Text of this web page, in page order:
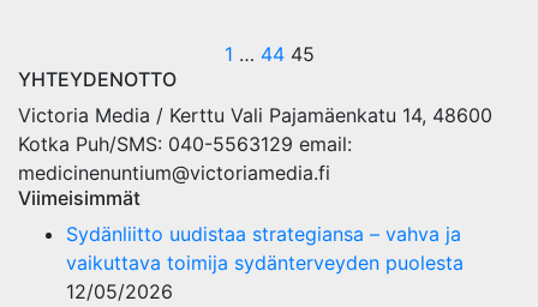
Posts
pagination
1 … 44 45
YHTEYDENOTTO
Victoria Media / Kerttu Vali Pajamäenkatu 14, 48600
Kotka Puh/SMS: 040-5563129 email:
medicinenuntium@victoriamedia.fi
Viimeisimmät
Sydänliitto uudistaa strategiansa – vahva ja
vaikuttava toimija sydänterveyden puolesta
12/05/2026